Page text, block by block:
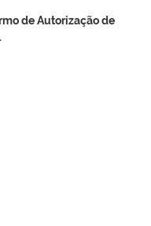
de Autorização de